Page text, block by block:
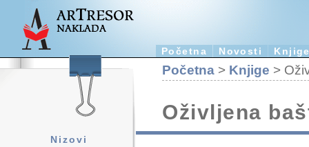
Početna Novosti
Nizovi
Početna > Knjige >
Oživljena